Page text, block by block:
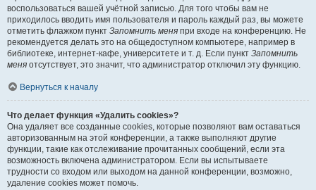
воспользоваться вашей учётной записью. Для того чтобы вам не
приходилось вводить имя пользователя и пароль каждый раз, вы можете
отметить флажком пункт Запомнить меня при входе на конференцию. Не
рекомендуется делать это на общедоступном компьютере, например в
библиотеке, интернет-кафе, университете и т. д. Если пункт Запомнить
меня отсутствует, это значит, что администратор отключил эту функцию.
Вернуться к началу
Что делает функция «Удалить cookies»?
Она удаляет все созданные cookies, которые позволяют вам оставаться
авторизованным на этой конференции, а также выполняют другие
функции, такие как отслеживание прочитанных сообщений, если эта
возможность включена администратором. Если вы испытываете
трудности со входом или выходом на данной конференции, возможно,
удаление cookies может помочь.